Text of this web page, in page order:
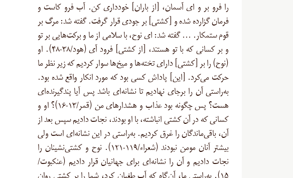
را فرو بر و اى آسمان، [از باران] خوددارى کن. آب فرو کاست و
فرمان گزارده شده و [کشتى] بر جودى قرار گرفت. گفته شد: مرگ بر
قوم ستمکار. … گفته شد: اى نوح، با سلامی از ما و برکت‌هایى بر تو
و بر کسانی که با تو هستند، [از کشتی] فرود آى (هود/۳۸-۴۸). او
(نوح) را بر [کشتی] دارای تخته‌ها و میخ‌ها سوار کردیم که زیر نظر ما
حرکت می‌کرد. [این] پاداش کسی بود که مورد انکار واقع شده بود.
به‌راستی آن را برجای نهادیم تا نشانه‌ای باشد پس آیا پندگیرنده‌ای
هست؟ پس چگونه بود عذاب و هشدارهای من (قمر/۱۳-۱۶)؟ او و
کسانی که در آن کشتی انباشته، با او بودند، نجات دادیم سپس بعد از
آن، باقی‌ماندگان را غرق کردیم. به‌راستی در این نشانه‌ای است ولی
بیشتر آنان مومن نبودند (شعراء/۱۱۹-۱۲۱). نوح و کشتی‌نشینان را
نجات دادیم و آن را نشانه‌ای برای جهانیان قرار دادیم (عنکبوت/